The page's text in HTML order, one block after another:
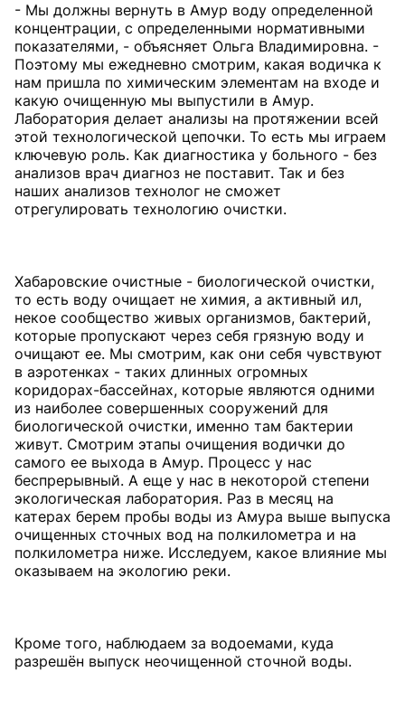
- Мы должны вернуть в Амур воду определенной
концентрации, с определенными нормативными
показателями, - объясняет Ольга Владимировна. -
Поэтому мы ежедневно смотрим, какая водичка к
нам пришла по химическим элементам на входе и
какую очищенную мы выпустили в Амур.
Лаборатория делает анализы на протяжении всей
этой технологической цепочки. То есть мы играем
ключевую роль. Как диагностика у больного - без
анализов врач диагноз не поставит. Так и без
наших анализов технолог не сможет
отрегулировать технологию очистки.
Хабаровские очистные - биологической очистки,
то есть воду очищает не химия, а активный ил,
некое сообщество живых организмов, бактерий,
которые пропускают через себя грязную воду и
очищают ее. Мы смотрим, как они себя чувствуют
в аэротенках - таких длинных огромных
коридорах-бассейнах, которые являются одними
из наиболее совершенных сооружений для
биологической очистки, именно там бактерии
живут. Смотрим этапы очищения водички до
самого ее выхода в Амур. Процесс у нас
беспрерывный. А еще у нас в некоторой степени
экологическая лаборатория. Раз в месяц на
катерах берем пробы воды из Амура выше выпуска
очищенных сточных вод на полкилометра и на
полкилометра ниже. Исследуем, какое влияние мы
оказываем на экологию реки.
Кроме того, наблюдаем за водоемами, куда
разрешён выпуск неочищенной сточной воды.